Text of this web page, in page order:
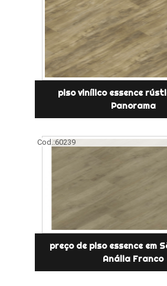
piso vinílico essence
Panorama
Cod.:60239
preço de piso essence em
Anália Franco